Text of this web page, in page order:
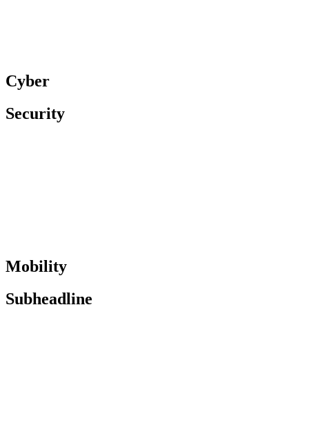
Cyber
Security
Mobility
Subheadline